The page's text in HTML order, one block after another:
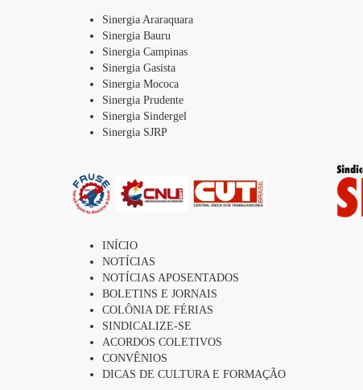
Sinergia Araraquara
Sinergia Bauru
Sinergia Campinas
Sinergia Gasista
Sinergia Mococa
Sinergia Prudente
Sinergia Sindergel
Sinergia SJRP
INÍCIO
NOTÍCIAS
NOTÍCIAS APOSENTADOS
BOLETINS E JORNAIS
COLÔNIA DE FÉRIAS
SINDICALIZE-SE
ACORDOS COLETIVOS
CONVÊNIOS
DICAS DE CULTURA E FORMAÇÃO